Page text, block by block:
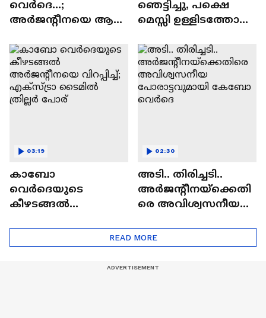
വെര്‍ദെ...;
അര്‍ജന്റീനയെ ആടി
മാജിക്കിലൂടെ
നാടകീയ കീഴടക്കൽ
ഞെട്ടിച്ചു, പക്ഷെ
മെസ്സി ഉള്ളിടത്തോളം
ഫാൻസിന് പേടിയില്ല'
കാബോ
വെർദെയുടെ
കീഴടങ്ങൽ
വിറപ്പിച്ച്; എക്സ്ട്രാ
ടൈമിൽ ത്രില്ലർ
03:19
അടി.. തിരിച്ചടി..
അർജന്റീനയ്ക്കെതി
രെ അവിശ്വസനീയ
കേബോ വെർദെ
02:30
READ MORE